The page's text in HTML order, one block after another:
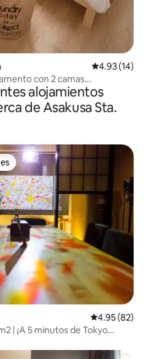
Calificación
4.93 (14)
con 2 camas
alojamientos
de Asakusa Sta.
huéspedes
Calificación
4.95 (82)
| ¡A 5 minutos de Tokyo